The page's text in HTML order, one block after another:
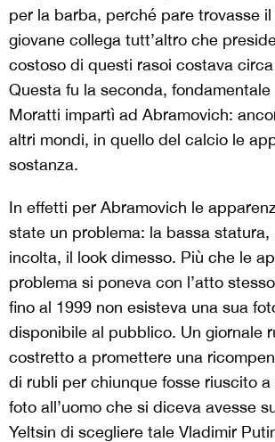
per la barba, perché pare trovasse il
giovane collega tutt’altro che
costoso di questi rasoi costava
Questa fu la seconda,
Moratti impartì ad Abramovich:
altri mondi, in quello del calcio le
sostanza.
In effetti per Abramovich le
state un problema: la bassa statura,
incolta, il look dimesso. Più che le
problema si poneva con l’atto
fino al 1999 non esisteva una sua
disponibile al pubblico. Un giornale
costretto a promettere una
di rubli per chiunque fosse riuscito
foto all’uomo che si diceva avesse
Yeltsin di scegliere tale Vladimir